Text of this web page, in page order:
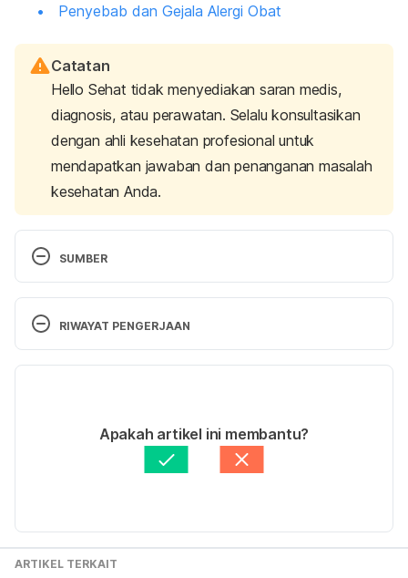
Penyebab dan Gejala Alergi Obat
Catatan
Hello Sehat tidak menyediakan saran medis,
diagnosis, atau perawatan. Selalu konsultasikan
dengan ahli kesehatan profesional untuk
mendapatkan jawaban dan penanganan masalah
kesehatan Anda.
SUMBER
Antibiotics Resistance Questions and Answers
http://www.cdc.gov/getsmart/community/about/an
tibiotic-resistance-faqs.html. November 23, 2016.
RIWAYAT PENGERJAAN
Ditulis oleh Adinda Rudystina
Ditinjau secara medis oleh
dr. Andreas Wilson
Setiawan, M.Kes.
Apakah artikel ini membantu?
ARTIKEL TERKAIT